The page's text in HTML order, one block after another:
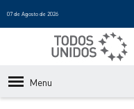
07 de Agosto de 2026
Menu